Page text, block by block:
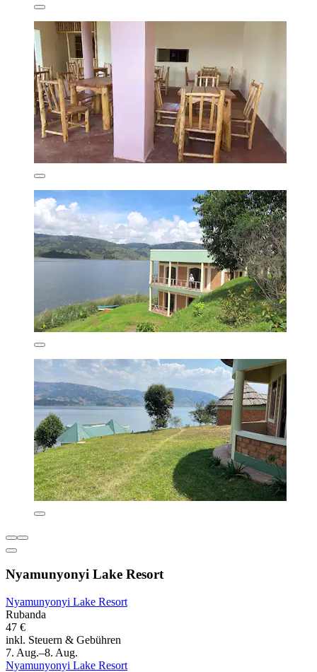
Nyamunyonyi Lake Resort
Nyamunyonyi Lake Resort
Rubanda
47 €
inkl. Steuern & Gebühren
7. Aug.–8. Aug.
Nyamunyonyi Lake Resort